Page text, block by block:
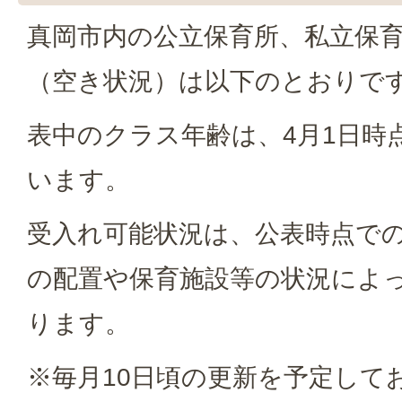
真岡市内の公立保育所、私立保
（空き状況）は以下のとおりで
表中のクラス年齢は、4月1日時
います。
受入れ可能状況は、公表時点で
の配置や保育施設等の状況によ
ります。
※毎月10日頃の更新を予定して